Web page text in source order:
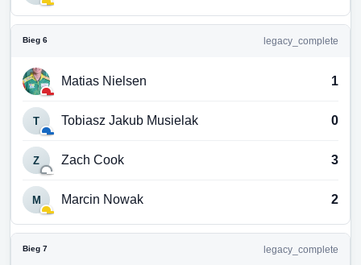
Bieg 6 legacy_complete
Matias Nielsen 1
T Tobiasz Jakub Musielak 0
Z Zach Cook 3
M Marcin Nowak 2
Bieg 7 legacy_complete